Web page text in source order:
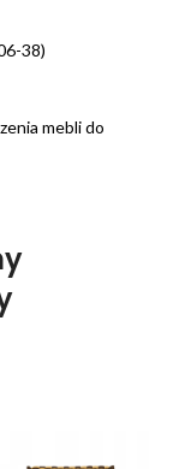
38)
mebli do